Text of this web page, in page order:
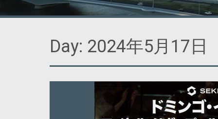
Day: 2024年5月17日